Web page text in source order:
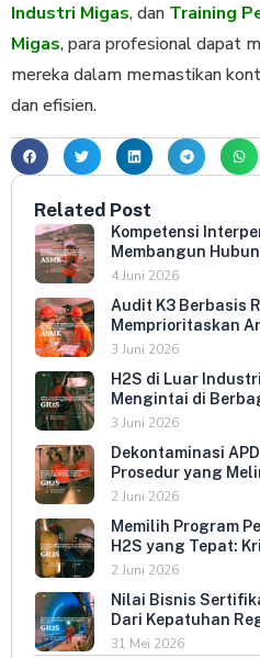
Industri Migas, dan Training
Migas, para profesional dapat
mereka dalam memastikan
dan efisien.
Related Post
Kompetensi
Membangun
Keterbukaan dan
4 Juni 2026
Audit K3 Berbasis
Memprioritaskan
Menentukan
3 Juni 2026
H2S di Luar
Mengintai di
Indonesia
3 Juni 2026
Dekontaminasi
Prosedur yang
Berikutnya dan
2 Juni 2026
Memilih Program
H2S yang Tepat:
dan HSE Manager
2 Juni 2026
Nilai Bisnis
Dari Kepatuhan
Kompetitif
31 Mei 2026